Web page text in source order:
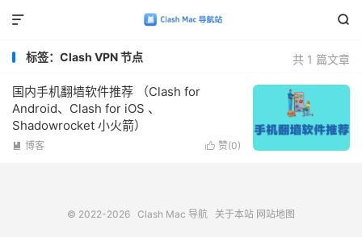


共 1 篇文章
标签：Clash VPN 节点
国内手机翻墙软件推荐 （Clash for
Android、Clash for iOS 、
Shadowrocket 小火箭）
 赞(0)
 博客
© 2022-2026 Clash Mac 导航 关于本站 网站地图